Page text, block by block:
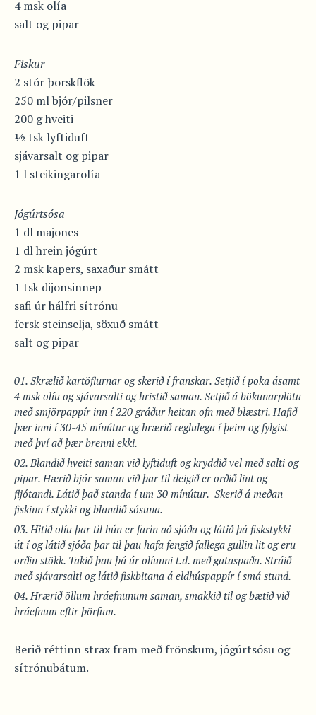
4 msk olía
salt og pipar
Fiskur
2 stór þorskflök
250 ml bjór/pilsner
200 g hveiti
½ tsk lyftiduft
sjávarsalt og pipar
1 l steikingarolía
Jógúrtsósa
1 dl majones
1 dl hrein jógúrt
2 msk kapers, saxaður smátt
1 tsk dijonsinnep
safi úr hálfri sítrónu
fersk steinselja, söxuð smátt
salt og pipar
Skrælið kartöflurnar og skerið í franskar. Setjið í poka ásamt
4 msk olíu og sjávarsalti og hristið saman. Setjið á bökunarplötu
með smjörpappír inn í 220 gráður heitan ofn með blæstri. Hafið
þær inni í 30-45 mínútur og hrærið reglulega í þeim og fylgist
með því að þær brenni ekki.
Blandið hveiti saman við lyftiduft og kryddið vel með salti og
pipar. Hærið bjór saman við þar til deigið er orðið lint og
fljótandi. Látið það standa í um 30 mínútur. Skerið á meðan
fiskinn í stykki og blandið sósuna.
Hitið olíu þar til hún er farin að sjóða og látið þá fiskstykki
út í og látið sjóða þar til þau hafa fengið fallega gullin lit og eru
orðin stökk. Takið þau þá úr olíunni t.d. með gataspaða. Stráið
með sjávarsalti og látið fiskbitana á eldhúspappír í smá stund.
Hrærið öllum hráefnunum saman, smakkið til og bætið við
hráefnum eftir þörfum.
Berið réttinn strax fram með frönskum, jógúrtsósu og
sítrónubátum.